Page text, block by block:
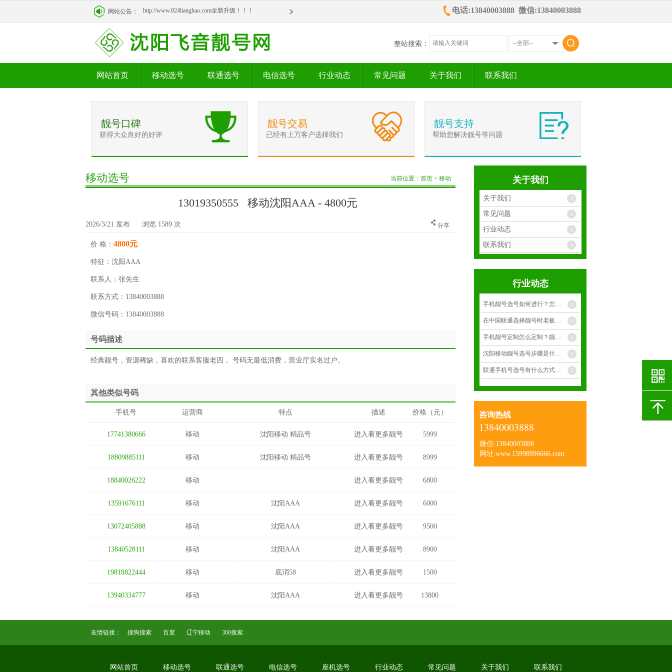
网站公告： http://www.024lianghao.com全新升级！！！ 电话:13840003888 微信:13840003888
整站搜索：
网站首页 移动选号 联通选号 电信选号 行业动态 常见问题 关于我们 联系我们
靓号口碑
获得大众良好的好评
靓号交易
已经有上万客户选择我们
靓号支持
帮助您解决靓号等问题
移动选号 当前位置： 首页 > 移动
13019350555 移动沈阳AAA - 4800元
分享
2026/3/21 发布 浏览 1589 次
价 格： 4800元
特征： 沈阳AAA
联系人： 张先生
联系方式： 13840003888
微信号码： 13840003888
号码描述
经典靓号，资源稀缺，喜欢的联系客服老四， 号码无最低消费，营业厅实名过户。
其他类似号码
手机号 运营商 特点 描述 价格（元）
17741380666 移动 沈阳移动 精品号 进入看更多靓号 5999
18809885111 移动 沈阳移动 精品号 进入看更多靓号 8999
18840026222 移动 进入看更多靓号 6800
13591676111 移动 沈阳AAA 进入看更多靓号 6000
13072405888 移动 沈阳AAA 进入看更多靓号 9500
13840528111 移动 沈阳AAA 进入看更多靓号 8900
19818822444 移动 底消58 进入看更多靓号 1500
13940334777 移动 沈阳AAA 进入看更多靓号 13800
关于我们
关于我们
常见问题
行业动态
联系我们
行业动态
手机靓号选号如何进行？怎么才能选择到合适靓号？
在中国联通选择靓号时老板选择什么样的手靓号呢？
手机靓号定制怎么定制？靓号有多少种呢？
沈阳移动靓号选号步骤是什么呢？
联通手机号选号有什么方式呢？
咨询热线
13840003888
微信:13840003888
网址:www.15998896666.com
友情链接： 搜狗搜索 百度 辽宁移动 360搜索
网站首页 移动选号 联通选号 电信选号 座机选号 行业动态 常见问题 关于我们 联系我们